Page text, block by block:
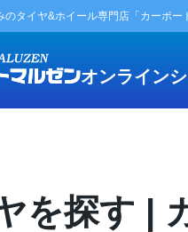
のタイヤ&ホイール専門店「カーポー
オンライン
を探す |